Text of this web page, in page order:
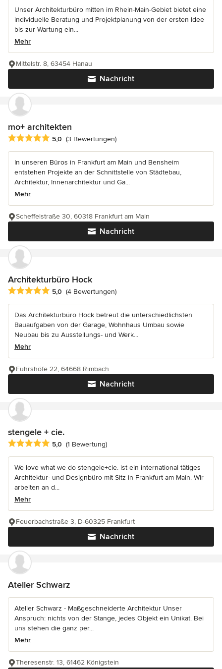
Unser Architekturbüro mitten im Rhein-Main-Gebiet bietet eine
individuelle Beratung und Projektplanung von der ersten Idee
bis zur Wartung ein...
Mehr
Nachricht
Mittelstr. 8, 63454 Hanau
mo+ architekten
Durchschnittliche Bewertung: 5 von 5 Sternen
5,0 (3 Bewertungen)
In unseren Büros in Frankfurt am Main und Bensheim
entstehen Projekte an der Schnittstelle von Städtebau,
Architektur, Innenarchitektur und Ga...
Mehr
Nachricht
Scheffelstraße 30, 60318 Frankfurt am Main
Architekturbüro Hock
Durchschnittliche Bewertung: 5 von 5 Sternen
5,0 (4 Bewertungen)
Das Architekturbüro Hock betreut die unterschiedlichsten
Bauaufgaben von der Garage, Wohnhaus Umbau sowie
Neubau bis zu Ausstellungs- und Werk...
Mehr
Nachricht
Fuhrshöfe 22, 64668 Rimbach
stengele + cie.
Durchschnittliche Bewertung: 5 von 5 Sternen
5,0 (1 Bewertung)
We love what we do stengele+cie. ist ein international tätiges
Architektur- und Designbüro mit Sitz in Frankfurt am Main. Wir
arbeiten an d...
Mehr
Nachricht
Feuerbachstraße 3, D-60325 Frankfurt
Atelier Schwarz
Atelier Schwarz - Maßgeschneiderte Architektur Unser
Anspruch: nichts von der Stange, jedes Objekt ein Unikat. Bei
uns stehen die ganz per...
Mehr
Theresenstr. 13, 61462 Königstein